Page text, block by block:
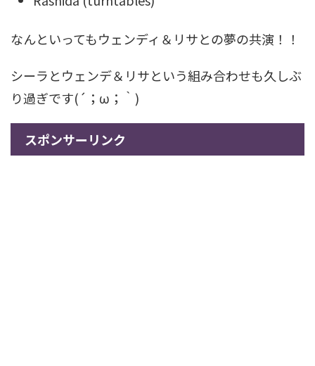
なんといってもウェンディ＆リサとの夢の共演！！
シーラとウェンデ＆リサという組み合わせも久しぶ
り過ぎです(´；ω；｀)
スポンサーリンク